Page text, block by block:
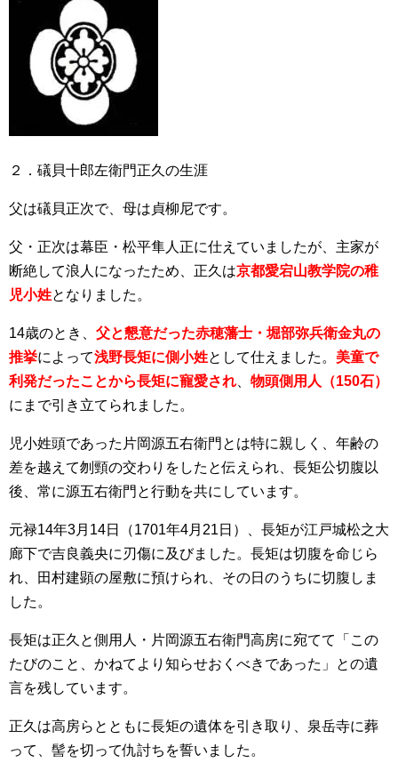
２．礒貝十郎左衛門正久の生涯
父は礒貝正次で、母は貞柳尼です。
父・正次は幕臣・松平隼人正に仕えていましたが、主家が
断絶して浪人になったため、正久は京都愛宕山教学院の稚
児小姓となりました。
14歳のとき、 父と懇意だった赤穂藩士・堀部弥兵衛金丸の
推挙によって浅野長矩に側小姓として仕えました。 美童で
利発だったことから長矩に寵愛され
物頭側用人（150石）
にまで引き立てられました。
児小姓頭であった片岡源五右衛門とは特に親しく、年齢の
差を越えて刎頸の交わりをしたと伝えられ、長矩公切腹以
後、常に源五右衛門と行動を共にしています。
元禄14年3月14日（1701年4月21日）、長矩が江戸城松之大
廊下で吉良義央に刃傷に及びました。長矩は切腹を命じら
れ、田村建顕の屋敷に預けられ、その日のうちに切腹しま
した。
長矩は正久と側用人・片岡源五右衛門高房に宛てて「この
たびのこと、かねてより知らせおくべきであった」との遺
言を残しています。
正久は高房らとともに長矩の遺体を引き取り、泉岳寺に葬
って、髻を切って仇討ちを誓いました。